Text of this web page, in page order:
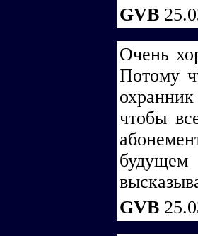
GVB
Очень
Потому
чтобы
GVB